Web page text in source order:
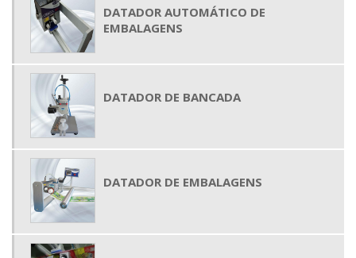
DATADOR AUTOMÁTICO DE
EMBALAGENS
DATADOR DE BANCADA
DATADOR DE EMBALAGENS